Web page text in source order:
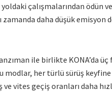
çalışmalarından ödün
daha düşük emisyon
ile birlikte KONA’da üç
modlar, her türlü sürüş
vites geçiş oranları daha